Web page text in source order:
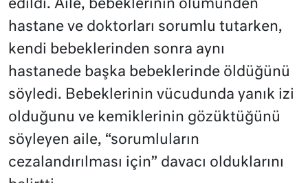
edildi. Aile, bebeklerinin ölümünden
hastane ve doktorları sorumlu tutarken,
kendi bebeklerinden sonra aynı
hastanede başka bebeklerinde öldüğünü
söyledi. Bebeklerinin vücudunda yanık izi
olduğunu ve kemiklerinin gözüktüğünü
söyleyen aile, “sorumluların
cezalandırılması için” davacı olduklarını